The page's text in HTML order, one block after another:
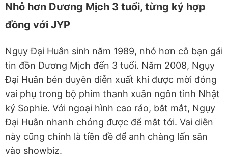
Nhỏ hơn Dương Mịch 3 tuổi, từng ký hợp
đồng với JYP
Ngụy Đại Huân sinh năm 1989, nhỏ hơn cô bạn gái
tin đồn Dương Mịch đến 3 tuổi. Năm 2008, Ngụy
Đại Huân bén duyên diễn xuất khi được mời đóng
vai phụ trong bộ phim thanh xuân ngôn tình Nhật
ký Sophie. Với ngoại hình cao ráo, bắt mắt, Ngụy
Đại Huân nhanh chóng được để mắt tới. Vai diễn
này cũng chính là tiền đề để anh chàng lấn sân
vào showbiz.